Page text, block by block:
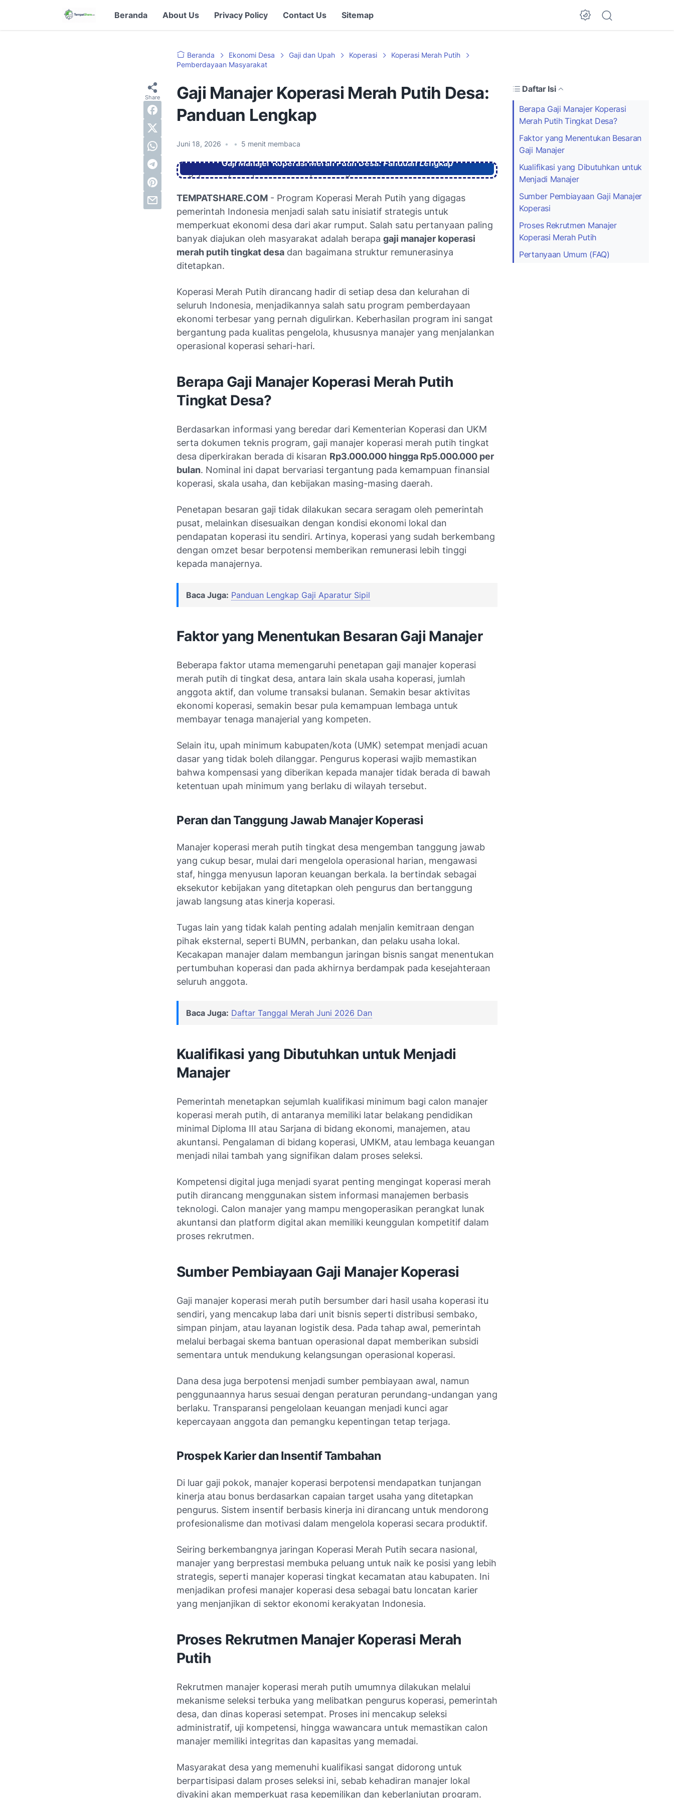
Beranda About Us Privacy Policy Contact Us Sitemap
Dark Mode
Beranda Ekonomi Desa Gaji dan Upah Koperasi
Koperasi Merah Putih
Pemberdayaan Masyarakat
Gaji Manajer Koperasi Merah Putih Desa:
Panduan Lengkap
Juni 18, 2026 • • 5 menit membaca
Daftar Isi
Berapa Gaji Manajer Koperasi
Merah Putih Tingkat Desa?
Faktor yang Menentukan Besaran
Gaji Manajer
Kualifikasi yang Dibutuhkan untuk
Menjadi Manajer
Sumber Pembiayaan Gaji Manajer
Koperasi
Proses Rekrutmen Manajer
Koperasi Merah Putih
Pertanyaan Umum (FAQ)
Gaji Manajer Koperasi Merah Putih Desa: Panduan Lengkap
TEMPATSHARE.COM - Program Koperasi Merah Putih yang digagas
pemerintah Indonesia menjadi salah satu inisiatif strategis untuk
memperkuat ekonomi desa dari akar rumput. Salah satu pertanyaan paling
banyak diajukan oleh masyarakat adalah berapa gaji manajer koperasi
merah putih tingkat desa dan bagaimana struktur remunerasinya
ditetapkan.
Koperasi Merah Putih dirancang hadir di setiap desa dan kelurahan di
seluruh Indonesia, menjadikannya salah satu program pemberdayaan
ekonomi terbesar yang pernah digulirkan. Keberhasilan program ini sangat
bergantung pada kualitas pengelola, khususnya manajer yang menjalankan
operasional koperasi sehari-hari.
Berapa Gaji Manajer Koperasi Merah Putih
Tingkat Desa?
Berdasarkan informasi yang beredar dari Kementerian Koperasi dan UKM
serta dokumen teknis program, gaji manajer koperasi merah putih tingkat
desa diperkirakan berada di kisaran Rp3.000.000 hingga Rp5.000.000 per
bulan. Nominal ini dapat bervariasi tergantung pada kemampuan finansial
koperasi, skala usaha, dan kebijakan masing-masing daerah.
Penetapan besaran gaji tidak dilakukan secara seragam oleh pemerintah
pusat, melainkan disesuaikan dengan kondisi ekonomi lokal dan
pendapatan koperasi itu sendiri. Artinya, koperasi yang sudah berkembang
dengan omzet besar berpotensi memberikan remunerasi lebih tinggi
kepada manajernya.
Baca Juga: Panduan Lengkap Gaji Aparatur Sipil
Faktor yang Menentukan Besaran Gaji Manajer
Beberapa faktor utama memengaruhi penetapan gaji manajer koperasi
merah putih di tingkat desa, antara lain skala usaha koperasi, jumlah
anggota aktif, dan volume transaksi bulanan. Semakin besar aktivitas
ekonomi koperasi, semakin besar pula kemampuan lembaga untuk
membayar tenaga manajerial yang kompeten.
Selain itu, upah minimum kabupaten/kota (UMK) setempat menjadi acuan
dasar yang tidak boleh dilanggar. Pengurus koperasi wajib memastikan
bahwa kompensasi yang diberikan kepada manajer tidak berada di bawah
ketentuan upah minimum yang berlaku di wilayah tersebut.
Peran dan Tanggung Jawab Manajer Koperasi
Manajer koperasi merah putih tingkat desa mengemban tanggung jawab
yang cukup besar, mulai dari mengelola operasional harian, mengawasi
staf, hingga menyusun laporan keuangan berkala. Ia bertindak sebagai
eksekutor kebijakan yang ditetapkan oleh pengurus dan bertanggung
jawab langsung atas kinerja koperasi.
Tugas lain yang tidak kalah penting adalah menjalin kemitraan dengan
pihak eksternal, seperti BUMN, perbankan, dan pelaku usaha lokal.
Kecakapan manajer dalam membangun jaringan bisnis sangat menentukan
pertumbuhan koperasi dan pada akhirnya berdampak pada kesejahteraan
seluruh anggota.
Baca Juga: Daftar Tanggal Merah Juni 2026 Dan
Kualifikasi yang Dibutuhkan untuk Menjadi
Manajer
Pemerintah menetapkan sejumlah kualifikasi minimum bagi calon manajer
koperasi merah putih, di antaranya memiliki latar belakang pendidikan
minimal Diploma III atau Sarjana di bidang ekonomi, manajemen, atau
akuntansi. Pengalaman di bidang koperasi, UMKM, atau lembaga keuangan
menjadi nilai tambah yang signifikan dalam proses seleksi.
Kompetensi digital juga menjadi syarat penting mengingat koperasi merah
putih dirancang menggunakan sistem informasi manajemen berbasis
teknologi. Calon manajer yang mampu mengoperasikan perangkat lunak
akuntansi dan platform digital akan memiliki keunggulan kompetitif dalam
proses rekrutmen.
Sumber Pembiayaan Gaji Manajer Koperasi
Gaji manajer koperasi merah putih bersumber dari hasil usaha koperasi itu
sendiri, yang mencakup laba dari unit bisnis seperti distribusi sembako,
simpan pinjam, atau layanan logistik desa. Pada tahap awal, pemerintah
melalui berbagai skema bantuan operasional dapat memberikan subsidi
sementara untuk mendukung kelangsungan operasional koperasi.
Dana desa juga berpotensi menjadi sumber pembiayaan awal, namun
penggunaannya harus sesuai dengan peraturan perundang-undangan yang
berlaku. Transparansi pengelolaan keuangan menjadi kunci agar
kepercayaan anggota dan pemangku kepentingan tetap terjaga.
Prospek Karier dan Insentif Tambahan
Di luar gaji pokok, manajer koperasi berpotensi mendapatkan tunjangan
kinerja atau bonus berdasarkan capaian target usaha yang ditetapkan
pengurus. Sistem insentif berbasis kinerja ini dirancang untuk mendorong
profesionalisme dan motivasi dalam mengelola koperasi secara produktif.
Seiring berkembangnya jaringan Koperasi Merah Putih secara nasional,
manajer yang berprestasi membuka peluang untuk naik ke posisi yang lebih
strategis, seperti manajer koperasi tingkat kecamatan atau kabupaten. Ini
menjadikan profesi manajer koperasi desa sebagai batu loncatan karier
yang menjanjikan di sektor ekonomi kerakyatan Indonesia.
Proses Rekrutmen Manajer Koperasi Merah
Putih
Rekrutmen manajer koperasi merah putih umumnya dilakukan melalui
mekanisme seleksi terbuka yang melibatkan pengurus koperasi, pemerintah
desa, dan dinas koperasi setempat. Proses ini mencakup seleksi
administratif, uji kompetensi, hingga wawancara untuk memastikan calon
manajer memiliki integritas dan kapasitas yang memadai.
Masyarakat desa yang memenuhi kualifikasi sangat didorong untuk
berpartisipasi dalam proses seleksi ini, sebab kehadiran manajer lokal
diyakini akan memperkuat rasa kepemilikan dan keberlanjutan program.